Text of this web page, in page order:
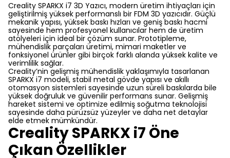
Creality SPARKX i7 3D Yazıcı, modern üretim ihtiyaçları için
geliştirilmiş yüksek performanslı bir FDM 3D yazıcıdır. Güçlü
mekanik yapısı, yüksek baskı hızları ve geniş baskı hacmi
sayesinde hem profesyonel kullanıcılar hem de üretim
atölyeleri için ideal bir çözüm sunar. Prototipleme,
mühendislik parçaları üretimi, mimari maketler ve
fonksiyonel ürünler gibi birçok farklı alanda yüksek kalite ve
verimlilik sağlar.
Creality’nin gelişmiş mühendislik yaklaşımıyla tasarlanan
SPARKX i7 modeli, stabil metal gövde yapısı ve akıllı
otomasyon sistemleri sayesinde uzun süreli baskılarda bile
yüksek doğruluk ve güvenilir performans sunar. Gelişmiş
hareket sistemi ve optimize edilmiş soğutma teknolojisi
sayesinde daha pürüzsüz yüzeyler ve daha net detaylar
elde etmek mümkündür.
Creality SPARKX i7 Öne
Çıkan Özellikler